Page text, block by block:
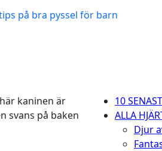
på bra pyssel för barn
kaninen är
svans på baken
10
ALLA
Djur